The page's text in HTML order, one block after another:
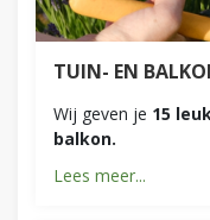
TUIN- EN
Wij geven je 15
balkon.
Lees meer...